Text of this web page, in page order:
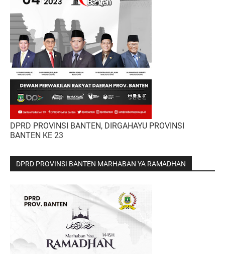
DPRD PROVINSI BANTEN, DIRGAHAYU PROVINSI
BANTEN KE 23
DPRD PROVINSI BANTEN MARHABAN YA RAMADHAN